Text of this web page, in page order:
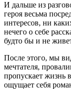
И дальше из
героя весьма
интересов, ни
нечего о себе
будто бы и не
После этого, мы
мечтателя,
пропускает жизнь
ощущает себя